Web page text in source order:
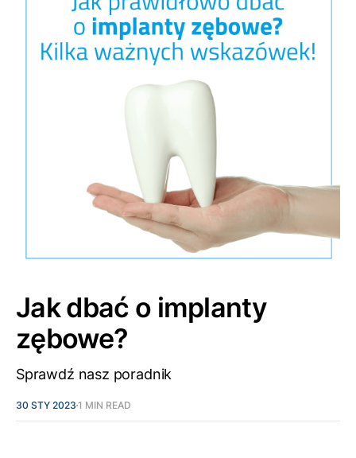
Jak dbać o implanty
zębowe?
Sprawdź nasz poradnik
30 STY 2023 1 MIN READ